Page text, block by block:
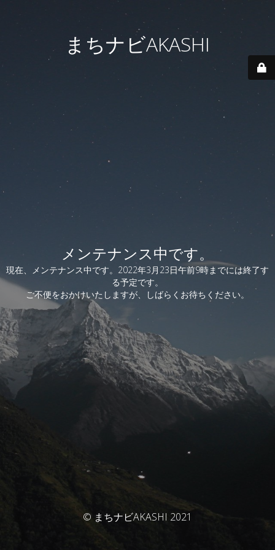
まちナビAKASHI
メンテナンス中です。
現在、メンテナンス中です。2022年3月23日午前9時までには終了す
る予定です。
ご不便をおかけいたしますが、しばらくお待ちください。
© まちナビAKASHI 2021